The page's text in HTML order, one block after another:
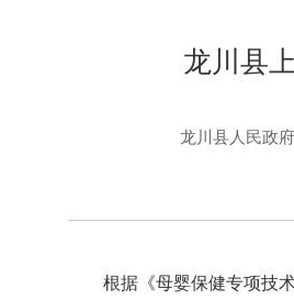
龙川县
龙川县人民政
根据《母婴保健专项技术